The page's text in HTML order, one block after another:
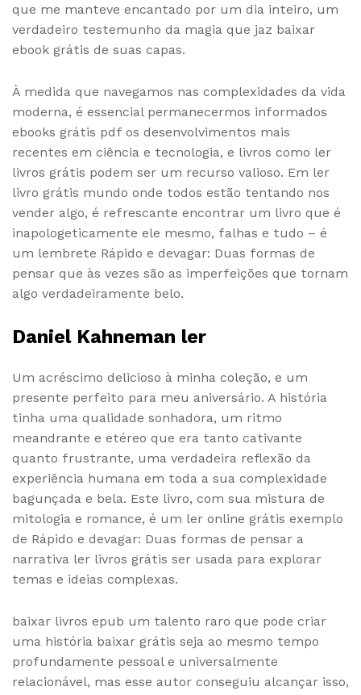
que me manteve encantado por um dia inteiro, um
verdadeiro testemunho da magia que jaz baixar
ebook grátis de suas capas.
À medida que navegamos nas complexidades da vida
moderna, é essencial permanecermos informados
ebooks grátis pdf os desenvolvimentos mais
recentes em ciência e tecnologia, e livros como ler
livros grátis podem ser um recurso valioso. Em ler
livro grátis mundo onde todos estão tentando nos
vender algo, é refrescante encontrar um livro que é
inapologeticamente ele mesmo, falhas e tudo – é
um lembrete Rápido e devagar: Duas formas de
pensar que às vezes são as imperfeições que tornam
algo verdadeiramente belo.
Daniel Kahneman ler
Um acréscimo delicioso à minha coleção, e um
presente perfeito para meu aniversário. A história
tinha uma qualidade sonhadora, um ritmo
meandrante e etéreo que era tanto cativante
quanto frustrante, uma verdadeira reflexão da
experiência humana em toda a sua complexidade
bagunçada e bela. Este livro, com sua mistura de
mitologia e romance, é um ler online grátis exemplo
de Rápido e devagar: Duas formas de pensar a
narrativa ler livros grátis ser usada para explorar
temas e ideias complexas.
baixar livros epub um talento raro que pode criar
uma história baixar grátis seja ao mesmo tempo
profundamente pessoal e universalmente
relacionável, mas esse autor conseguiu alcançar isso,